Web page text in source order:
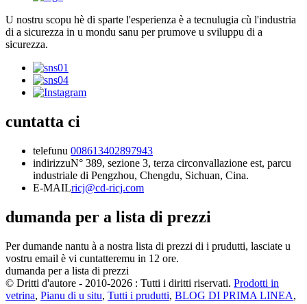
U nostru scopu hè di sparte l'esperienza è a tecnulugia cù l'industria
di a sicurezza in u mondu sanu per prumove u sviluppu di a
sicurezza.
cuntatta ci
telefunu 008613402897943
indirizzuN° 389, sezione 3, terza circonvallazione est, parcu
industriale di Pengzhou, Chengdu, Sichuan, Cina.
E-MAILricj@cd-ricj.com
dumanda per a lista di prezzi
Per dumande nantu à a nostra lista di prezzi di i prudutti, lasciate u
vostru email è vi cuntatteremu in 12 ore.
dumanda per a lista di prezzi
© Dritti d'autore - 2010-2026 : Tutti i diritti riservati. Prodotti in
vetrina, Pianu di u situ, Tutti i prudutti, BLOG DI PRIMA LINEA,